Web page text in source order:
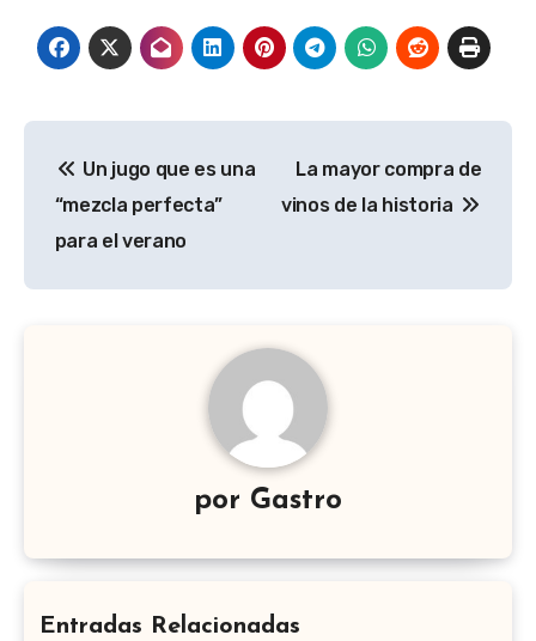
de
entradas
Un jugo que es una
“mezcla perfecta”
para el verano
La mayor compra de
vinos de la historia
por Gastro
Entradas Relacionadas